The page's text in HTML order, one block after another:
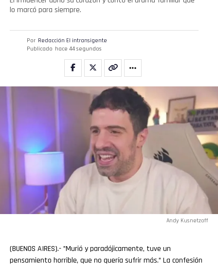
lo marcó para siempre.
Por Redacción El intransigente
Publicado hace 44 segundos
Andy Kusnetzoff
(BUENOS AIRES).- ”Murió y paradójicamente, tuve un
pensamiento horrible, que no quería sufrir más.” La confesión